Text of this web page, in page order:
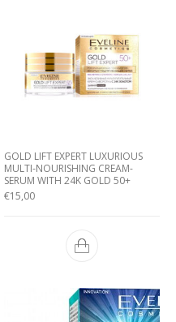
GOLD LIFT EXPERT LUXURIOUS
MULTI-NOURISHING CREAM-
SERUM WITH 24K GOLD 50+
€15,00